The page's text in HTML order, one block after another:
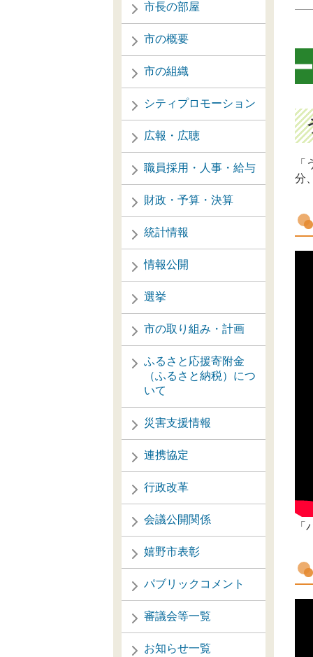
市長の部屋
市の概要
市の組織
シティプロモーション
広報・広聴
職員採用・人事・給与
財政・予算・決算
統計情報
情報公開
選挙
市の取り組み・計画
ふるさと応援寄附金
（ふるさと納税）につ
いて
災害支援情報
連携協定
行政改革
会議公開関係
嬉野市表彰
パブリックコメント
審議会等一覧
お知らせ一覧
分